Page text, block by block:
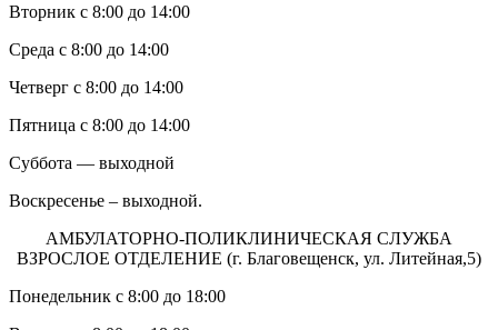
Вторник с 8:00 до 14:00
Среда с 8:00 до 14:00
Четверг с 8:00 до 14:00
Пятница с 8:00 до 14:00
Суббота — выходной
Воскресенье – выходной.
АМБУЛАТОРНО-ПОЛИКЛИНИЧЕСКАЯ СЛУЖБА
ВЗРОСЛОЕ ОТДЕЛЕНИЕ (г. Благовещенск, ул. Литейная,5)
Понедельник с 8:00 до 18:00